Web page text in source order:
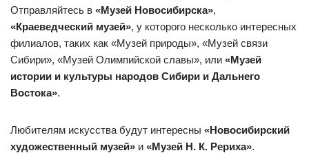
Отправляйтесь в «Музей Новосибирска»,
«Краеведческий музей», у которого несколько интересных
филиалов, таких как «Музей природы», «Музей связи
Сибири», «Музей Олимпийской славы», или «Музей
истории и культуры народов Сибири и Дальнего
Востока».
Любителям искусства будут интересны «Новосибирский
художественный музей» и «Музей Н. К. Рериха».